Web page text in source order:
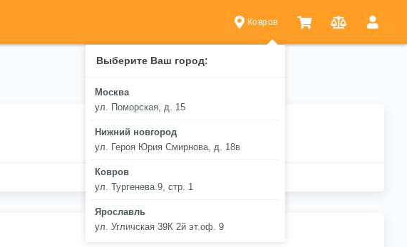
Ковров
Выберите Ваш город:
Москва
ул. Поморская, д. 15
Нижний новгород
ул. Героя Юрия Смирнова, д. 18в
Ковров
ул. Тургенева 9, стр. 1
Ярославль
ул. Угличская 39К 2й эт.оф. 9